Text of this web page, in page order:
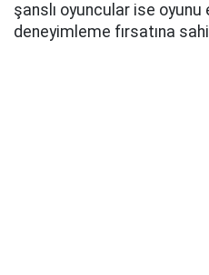
şanslı oyuncular ise oyunu
deneyimleme fırsatına